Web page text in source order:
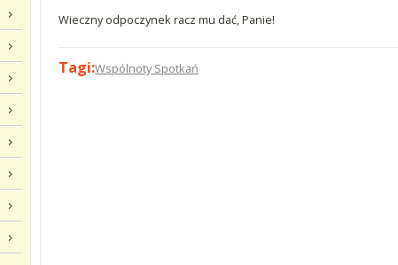
Wieczny odpoczynek racz mu dać, Panie!
Tagi:Wspólnoty Spotkań